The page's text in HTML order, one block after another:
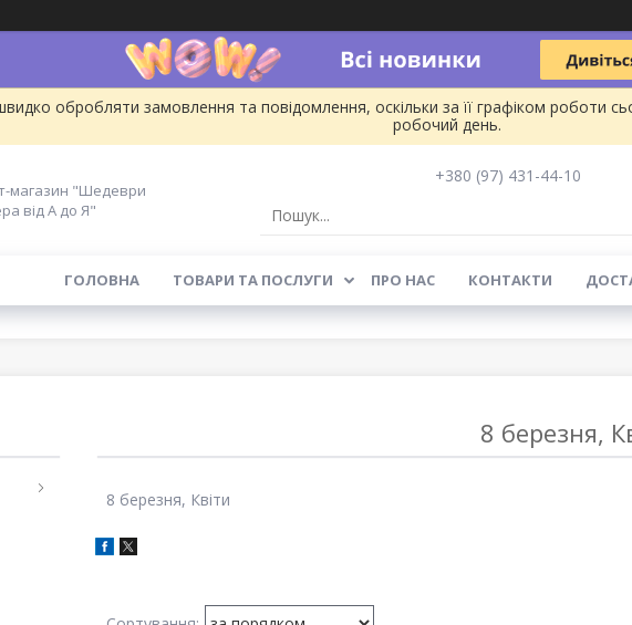
обробляти замовлення та повідомлення, оскільки за її графіком роботи
робочий день.
магазин "Шедеври
від А до Я"
+380 (97) 431-44-10
ГОЛОВНА ТОВАРИ ТА ПОСЛУГИ ПРО НАС КОНТАКТИ
8 березня,
8 березня, Квіти